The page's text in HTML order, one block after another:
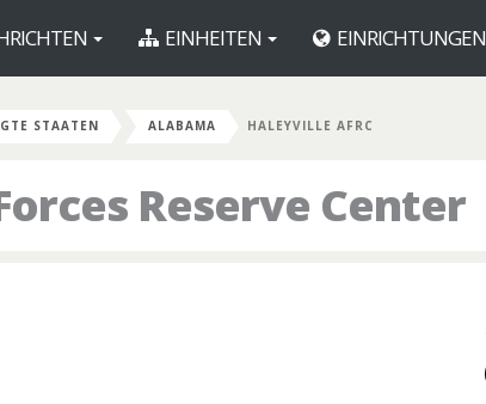
EINHEITEN EINRICHTUNGEN
STAATEN ALABAMA HALEYVILLE AFRC
Reserve Center